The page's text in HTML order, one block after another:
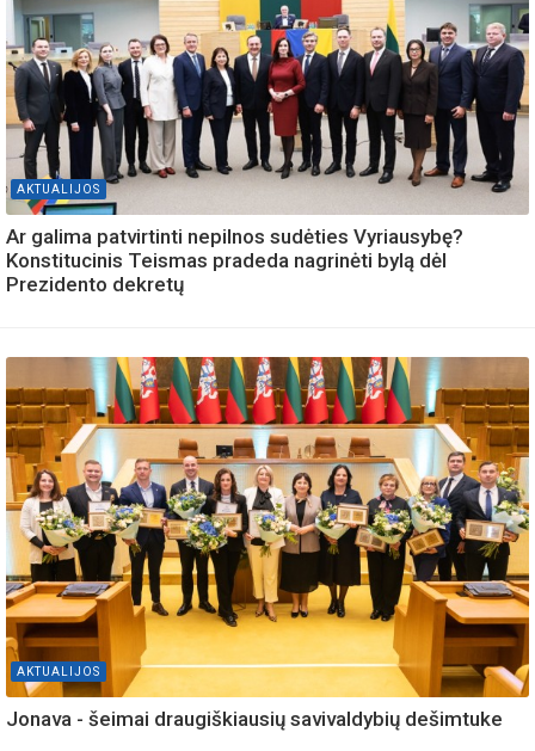
AKTUALIJOS
Ar galima patvirtinti nepilnos sudėties Vyriausybę?
Konstitucinis Teismas pradeda nagrinėti bylą dėl
Prezidento dekretų
AKTUALIJOS
Jonava - šeimai draugiškiausių savivaldybių dešimtuke